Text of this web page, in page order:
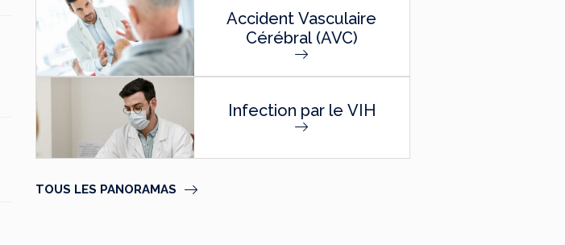
Accident Vasculaire
Cérébral (AVC)
Infection par le VIH
TOUS LES PANORAMAS